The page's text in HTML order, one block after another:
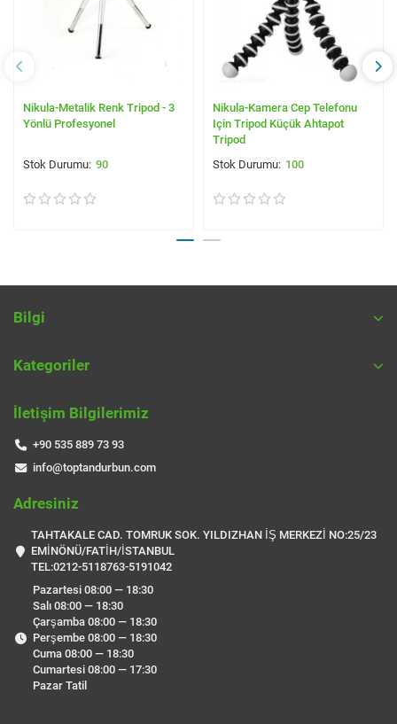
Nikula-Metalik Renk Tripod - 3
Yönlü Profesyonel
90
Nikula-Kamera Cep Telefonu
Için Tripod Küçük Ahtapot
Tripod
100
Bilgi
Kategoriler
İletişim Bilgilerimiz
+90 535 889 73 93
info@toptandurbun.com
Adresiniz
TAHTAKALE CAD. TOMRUK SOK. YILDIZHAN İŞ MERKEZİ NO:25/23
EMİNÖNÜ/FATİH/İSTANBUL
TEL:0212-5118763-5191042
Pazartesi 08:00 — 18:30
Salı 08:00 — 18:30
Çarşamba 08:00 — 18:30
Perşembe 08:00 — 18:30
Cuma 08:00 — 18:30
Cumartesi 08:00 — 17:30
Pazar Tatil